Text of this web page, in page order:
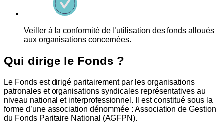
Veiller à la conformité de l’utilisation des fonds alloués
aux organisations concernées.
Qui dirige le Fonds ?
Le Fonds est dirigé paritairement par les organisations
patronales et organisations syndicales représentatives au
niveau national et interprofessionnel. Il est constitué sous la
forme d’une association dénommée : Association de Gestion
du Fonds Paritaire National (AGFPN).